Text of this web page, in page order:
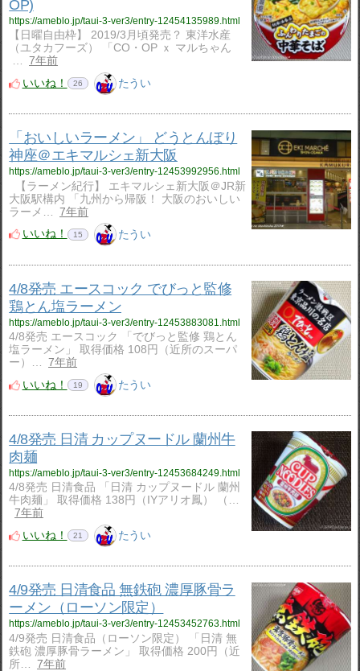
OP)
https://ameblo.jp/taui-3-ver3/entry-12454135989.html
【日曜自由枠】 2019/3月頃発売？ 東洋水産
（ユタカフーズ） 「CO・OP ｘ マルちゃん
…
7年前
いいね！
26 たうい
「おいしいラーメン」 どうとんぼり
神座＠エキマルシェ新大阪
https://ameblo.jp/taui-3-ver3/entry-12453992956.html
【ラーメン紀行】 エキマルシェ新大阪＠JR新
大阪駅構内 「九州から帰阪！ 大阪のおいしい
ラーメ…
7年前
いいね！
15 たうい
4/8発売 エースコック でびっと監修
鶏とん塩ラーメン
https://ameblo.jp/taui-3-ver3/entry-12453883081.html
4/8発売 エースコック 「でびっと監修 鶏とん
塩ラーメン」 取得価格 108円（近所のスーパ
ー）…
7年前
いいね！
19 たうい
4/8発売 日清 カップヌードル 蘭州牛
肉麺
https://ameblo.jp/taui-3-ver3/entry-12453684249.html
4/8発売 日清食品 「日清 カップヌードル 蘭州
牛肉麺」 取得価格 138円（IYアリオ鳳） （…
7年前
いいね！
21 たうい
4/9発売 日清食品 無鉄砲 濃厚豚骨ラ
ーメン（ローソン限定）
https://ameblo.jp/taui-3-ver3/entry-12453452763.html
4/9発売 日清食品（ローソン限定） 「日清 無
鉄砲 濃厚豚骨ラーメン」 取得価格 200円（近
所…
7年前